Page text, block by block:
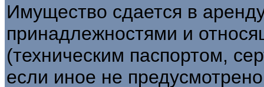
Имущество сдается в
принадлежностями и
(техническим паспортом,
если иное не